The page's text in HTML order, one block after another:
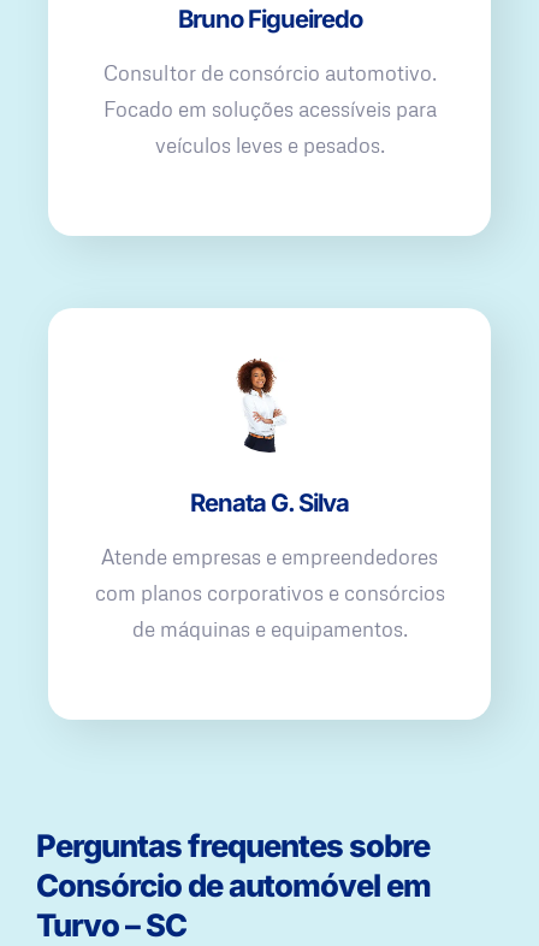
Bruno Figueiredo
Consultor de consórcio automotivo.
Focado em soluções acessíveis para
veículos leves e pesados.
Renata G. Silva
Atende empresas e empreendedores
com planos corporativos e consórcios
de máquinas e equipamentos.
Perguntas frequentes sobre
Consórcio de automóvel em
Turvo – SC